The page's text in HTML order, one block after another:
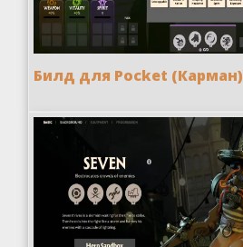
Билд для Pocket (Карман)